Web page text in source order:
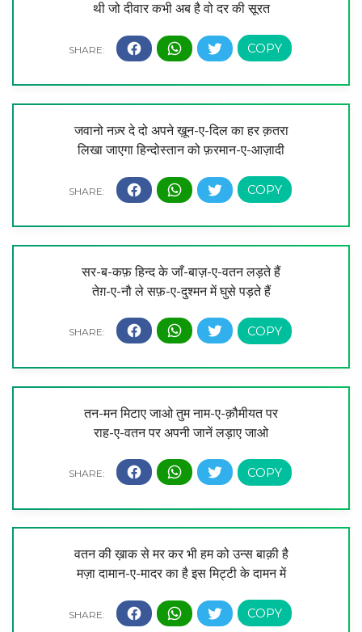
थी जो दीवार कभी अब है वो दर की सूरत
जवानो नज़्र दे दो अपने ख़ून-ए-दिल का हर क़तरा
लिखा जाएगा हिन्दोस्तान को फ़रमान-ए-आज़ादी
सर-ब-कफ़ हिन्द के जाँ-बाज़-ए-वतन लड़ते हैं
तेग़-ए-नौ ले सफ़-ए-दुश्मन में घुसे पड़ते हैं
तन-मन मिटाए जाओ तुम नाम-ए-क़ौमीयत पर
राह-ए-वतन पर अपनी जानें लड़ाए जाओ
वतन की ख़ाक से मर कर भी हम को उन्स बाक़ी है
मज़ा दामान-ए-मादर का है इस मिट्टी के दामन में